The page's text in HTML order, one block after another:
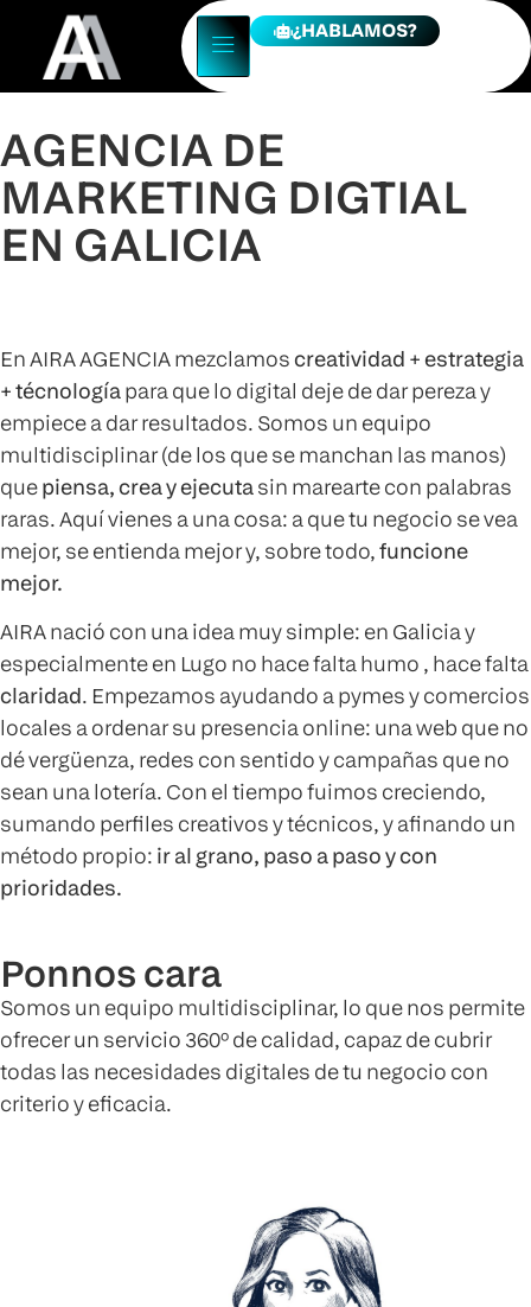
¿HABLAMOS?
AGENCIA DE
MARKETING DIGTIAL
EN GALICIA
En AIRA AGENCIA mezclamoscreatividad + estrategia
+ técnologíapara que lo digital deje de dar pereza y
empiece a dar resultados. Somos un equipo
multidisciplinar (de los que se manchan las manos)
quepiensa, crea y ejecutasin marearte con palabras
raras. Aquí vienes a una cosa: a que tu negocio se vea
mejor, se entienda mejor y, sobre todo,funcione
mejor.
AIRA nació con una idea muy simple: en Galicia y
especialmente en Lugo no hace falta humo , hace falta
claridad. Empezamos ayudando a pymes y comercios
locales a ordenar su presencia online: una web que no
dé vergüenza, redes con sentido y campañas que no
sean una lotería. Con el tiempo fuimos creciendo,
sumando perfiles creativos y técnicos, y afinando un
método propio: ir al grano, paso a paso y con
prioridades.
Ponnos cara
Somos un equipo multidisciplinar, lo que nos permite
ofrecer un servicio 360º de calidad, capaz de cubrir
todas las necesidades digitales de tu negocio con
criterio y eficacia.